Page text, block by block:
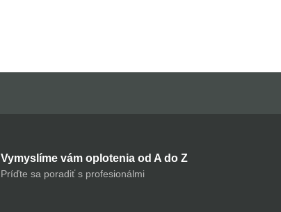
Vymyslíme vám oplotenia od A do Z
Príďte sa poradiť s profesionálmi